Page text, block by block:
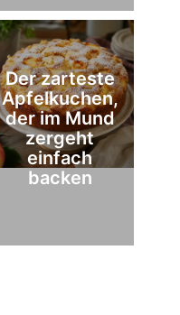
Der zarteste
Apfelkuchen,
der im Mund
zergeht
einfach
backen